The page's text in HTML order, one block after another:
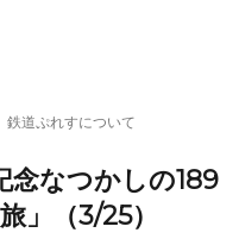
鉄道ぷれすについて
念なつかしの189
」（3/25）